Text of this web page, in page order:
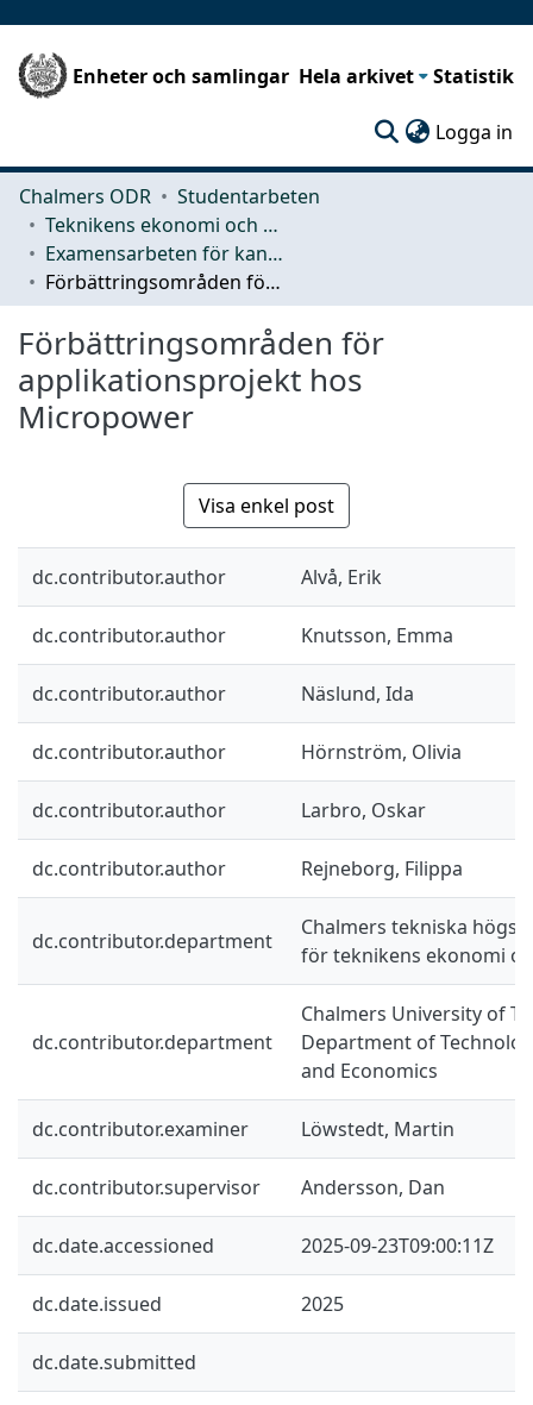
Enheter och samlingar Hela arkivet Statistik
Logga in
Chalmers ODR
Studentarbeten
Teknikens ekonomi och organisation
Examensarbeten för kandidatexamen
Förbättringsområden för applikationsprojekt hos Micropower
Förbättringsområden för
applikationsprojekt hos
Micropower
Visa enkel post
dc.contributor.author Alvå, Erik
dc.contributor.author Knutsson, Emma
dc.contributor.author Näslund, Ida
dc.contributor.author Hörnström, Olivia
dc.contributor.author Larbro, Oskar
dc.contributor.author Rejneborg, Filippa
dc.contributor.department
Chalmers tekniska
för teknikens ekonomi
dc.contributor.department
Chalmers University of
Department of
and Economics
dc.contributor.examiner Löwstedt, Martin
dc.contributor.supervisor Andersson, Dan
dc.date.accessioned 2025-09-23T09:00:11Z
dc.date.issued 2025
dc.date.submitted